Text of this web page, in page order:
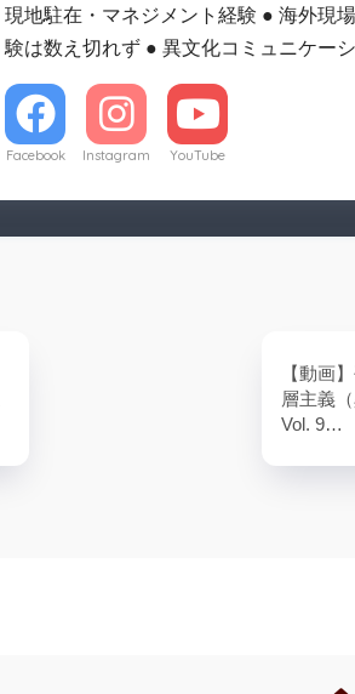
現地駐在・マネジメント経験 ● 海外現
験は数え切れず ● 異文化コミュニケー
Facebook Instagram YouTube
【動画
層主義
Vol. 9…